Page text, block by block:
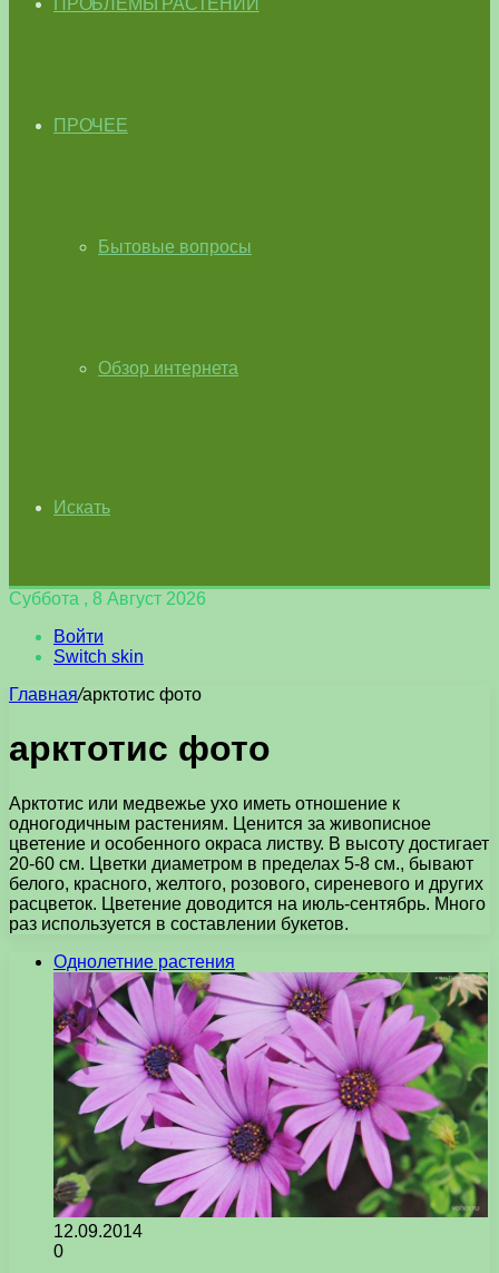
ПРОБЛЕМЫ РАСТЕНИЙ
ПРОЧЕЕ
Бытовые вопросы
Обзор интернета
Искать
Суббота , 8 Август 2026
Войти
Switch skin
Главная/арктотис фото
арктотис фото
Арктотис или медвежье ухо иметь отношение к
одногодичным растениям. Ценится за живописное
цветение и особенного окраса листву. В высоту достигает
20-60 см. Цветки диаметром в пределах 5-8 см., бывают
белого, красного, желтого, розового, сиреневого и других
расцветок. Цветение доводится на июль-сентябрь. Много
раз используется в составлении букетов.
Однолетние растения
12.09.2014
0